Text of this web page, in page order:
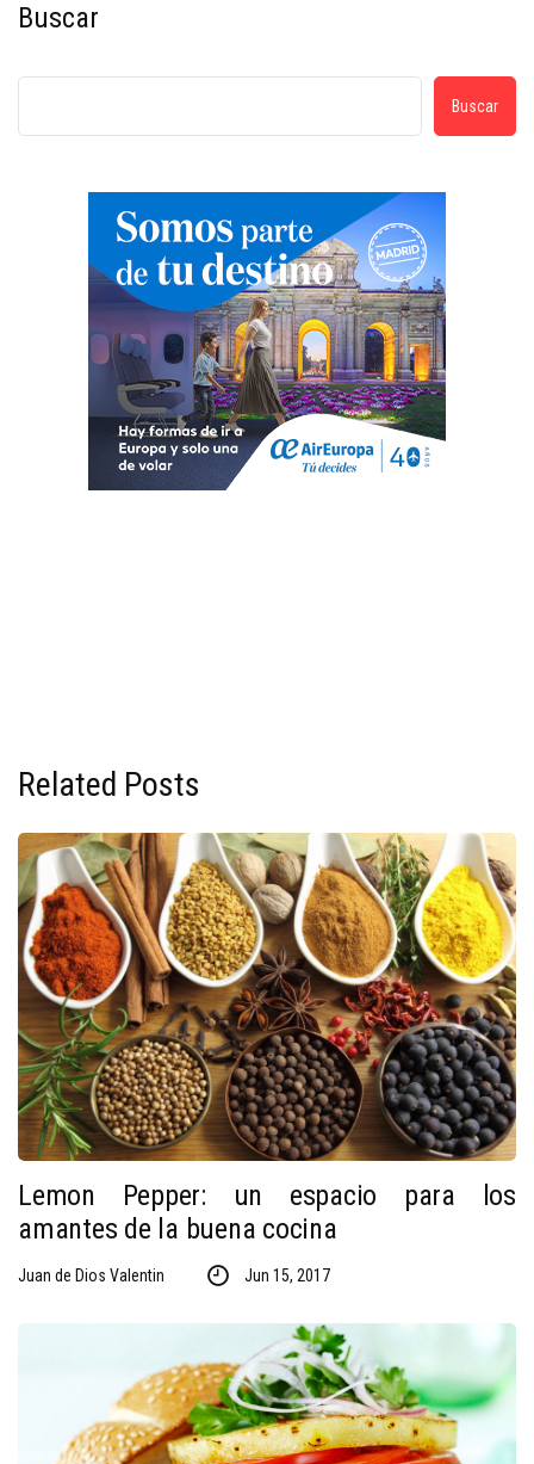
Buscar
Buscar
Related Posts
Lemon Pepper: un espacio para los
amantes de la buena cocina
Juan de Dios Valentin Jun 15, 2017